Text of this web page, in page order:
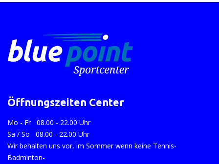
Öffnungszeiten Center
Mo - Fr 08.00 - 22.00 Uhr
Sa / So 08.00 - 22.00 Uhr
Wir behalten uns vor, im Sommer wenn keine Tennis-
Badminton-